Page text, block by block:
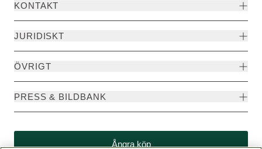
KONTAKT
JURIDISKT
ÖVRIGT
PRESS & BILDBANK
Ångra köp